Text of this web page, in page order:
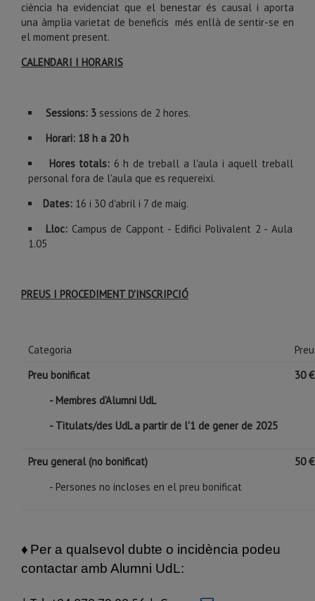
ciència ha evidenciat que el benestar és causal i aporta
una àmplia varietat de beneficis més enllà de sentir-se en
el moment present.
CALENDARI I HORARIS
Sessions: 3 sessions de 2 hores.
Horari: 18 h a 20 h
Hores totals: 6 h de treball a l'aula i aquell treball
personal fora de l'aula que es requereixi.
Dates: 16 i 30 d'abril i 7 de maig.
Lloc: Campus de Cappont - Edifici Polivalent 2 - Aula
1.05
PREUS I PROCEDIMENT D'INSCRIPCIÓ
Categoria
Preu bonificat
- Membres d'Alumni UdL
- Titulats/des UdL a partir de l'1 de gener de 2025
30 €
Preu general (no bonificat)
- Persones no incloses en el preu bonificat
50 €
♦ Per a qualsevol dubte o incidència podeu
contactar amb Alumni UdL: